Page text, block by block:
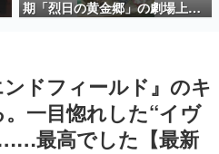
ターの方々に製作時のエピソードをお
いけない。『赫本』は、〈試験問題〉
ー小説集です。
期「烈日の黄金郷」の劇場上映
が決定！レグ役・伊瀬茉莉也さ
ンドフィールド』のキ
一目惚れした“イヴ
最高でした【最新